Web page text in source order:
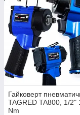
Гайковерт
TAGRED TA800, 1/2"
Nm